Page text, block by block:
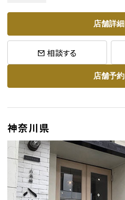
店舗詳細
相談する
店舗予約
神奈川県